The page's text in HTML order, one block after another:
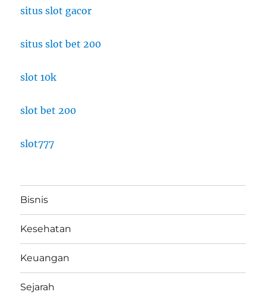
situs slot gacor
situs slot bet 200
slot 10k
slot bet 200
slot777
Bisnis
Kesehatan
Keuangan
Sejarah